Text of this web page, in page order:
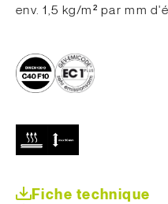
env. 1,5 kg/m² par mm
Fiche technique